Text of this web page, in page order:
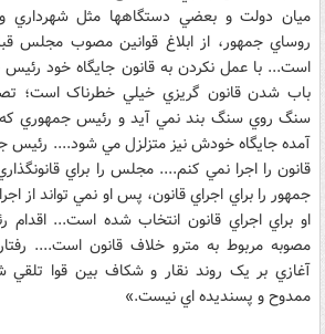
ميان دولت و بعضي دستگاهها مثل شهرداري
روساي جمهور، از ابلاغ قوانين مصوب مجلس
است... با عمل نکردن به قانون جايگاه خود
باب شدن قانون گريزي خيلي خطرناک است؛
سنگ روي سنگ بند نمي آيد و رئيس جمهوري که
آمده جايگاه خودش نيز متزلزل مي شود.... رئيس
قانون را اجرا نمي کنم.... مجلس را براي
جمهور را براي اجراي قانون، پس او نمي تواند از
او براي اجراي قانون انتخاب شده است... اقدام
مصوبه مربوط به مترو خلاف قانون است....
آغازي بر يک روند نقار و شکاف بين قوا
ممدوح و پسنديده اي نيست.»